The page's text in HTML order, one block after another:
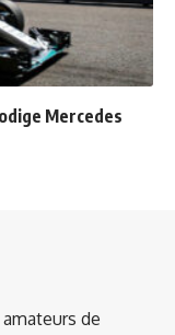
Mercedes
de